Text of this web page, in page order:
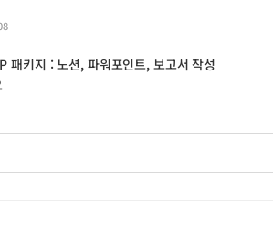
패키지 : 노션, 파워포인트, 보고서 작성